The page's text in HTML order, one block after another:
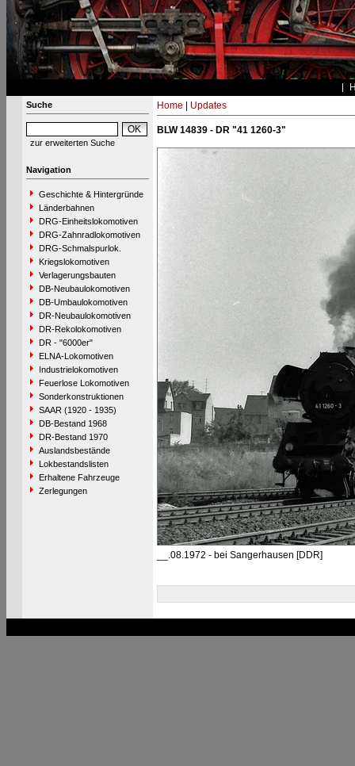
Suche
zur erweiterten Suche
Navigation
Geschichte & Hintergründe
Länderbahnen
DRG-Einheitslokomotiven
DRG-Zahnradlokomotiven
DRG-Schmalspurlok.
Kriegslokomotiven
Verlagerungsbauten
DB-Neubaulokomotiven
DB-Umbaulokomotiven
DR-Neubaulokomotiven
DR-Rekolokomotiven
DR - "6000er"
ELNA-Lokomotiven
Industrielokomotiven
Feuerlose Lokomotiven
Sonderkonstruktionen
SAAR (1920 - 1935)
DB-Bestand 1968
DR-Bestand 1970
Auslandsbestände
Lokbestandslisten
Erhaltene Fahrzeuge
Zerlegungen
Home Updates
BLW 14839 - DR "41 1260-3"
__.08.1972 - bei Sangerhausen [DDR]